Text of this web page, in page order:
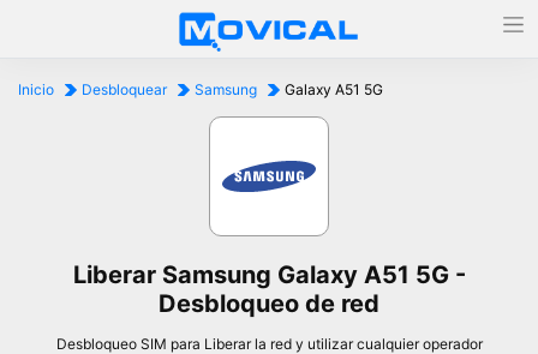
Inicio Desbloquear Samsung Galaxy A51 5G
Liberar Samsung Galaxy A51 5G -
Desbloqueo de red
Desbloqueo SIM para Liberar la red y utilizar cualquier operador